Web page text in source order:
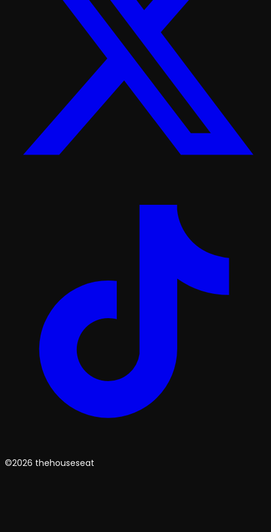
©2026 thehouseseat